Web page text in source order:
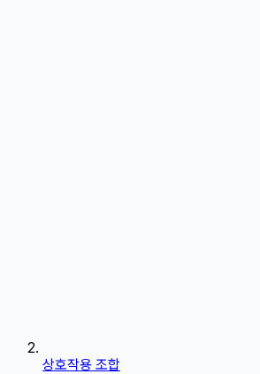
상호작용 조합